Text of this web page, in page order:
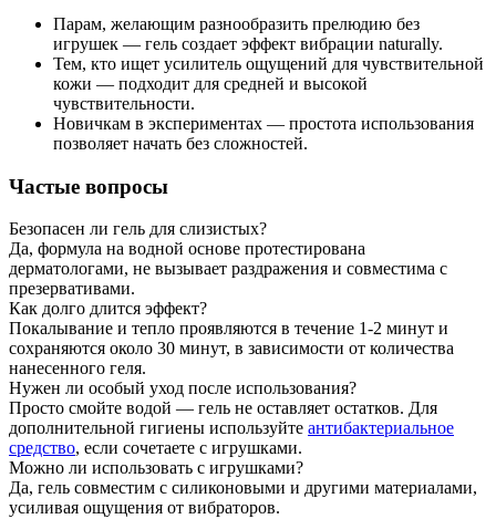
Парам, желающим разнообразить прелюдию без
игрушек — гель создает эффект вибрации naturally.
Тем, кто ищет усилитель ощущений для чувствительной
кожи — подходит для средней и высокой
чувствительности.
Новичкам в экспериментах — простота использования
позволяет начать без сложностей.
Частые вопросы
Безопасен ли гель для слизистых?
Да, формула на водной основе протестирована
дерматологами, не вызывает раздражения и совместима с
презервативами.
Как долго длится эффект?
Покалывание и тепло проявляются в течение 1-2 минут и
сохраняются около 30 минут, в зависимости от количества
нанесенного геля.
Нужен ли особый уход после использования?
Просто смойте водой — гель не оставляет остатков. Для
дополнительной гигиены используйте антибактериальное
средство, если сочетаете с игрушками.
Можно ли использовать с игрушками?
Да, гель совместим с силиконовыми и другими материалами,
усиливая ощущения от вибраторов.